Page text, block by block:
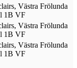
Västra Frölunda
1B VF
Västra Frölunda
1B VF
Västra Frölunda
1B VF